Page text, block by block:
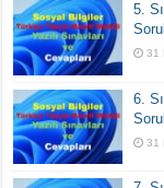
5.
31
6.
31